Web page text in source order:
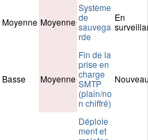
Moyenne Moyenne
Système
de
sauvega
rde
En
Basse Moyenne
Fin de la
prise en
charge
SMTP
(plain/no
n chiffré)
Déploie
ment et